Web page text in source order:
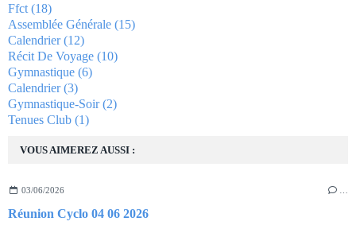
VOUS AIMEREZ AUSSI :
03/06/2026
Réunion Cyclo 04 06 2026
Ffct (18)
Assemblée Générale (15)
Calendrier(12)
Récit De Voyage (10)
Gymnastique (6)
Calendrier(3)
Gymnastique-Soir(2)
Tenues Club (1)